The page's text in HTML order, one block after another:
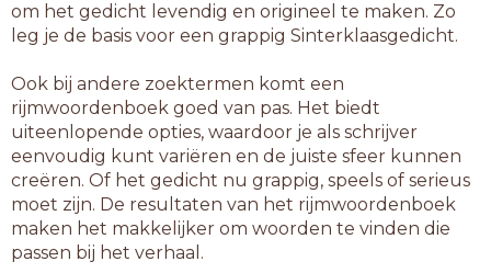
8-letterwoorden
arseniek
aviatiek
baatziek
basiliek
canoniek
ceramiek
doodziek
doorziek
dynamiek
om het gedicht levendig en origineel te maken. Zo
leg je de basis voor een grappig Sinterklaasgedicht.
Ook bij andere zoektermen komt een
rijmwoordenboek goed van pas. Het biedt
uiteenlopende opties, waardoor je als schrijver
eenvoudig kunt variëren en de juiste sfeer kunnen
creëren. Of het gedicht nu grappig, speels of serieus
moet zijn. De resultaten van het rijmwoordenboek
maken het makkelijker om woorden te vinden die
passen bij het verhaal.